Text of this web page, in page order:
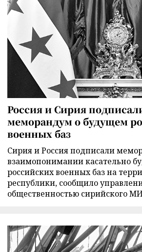
Россия и Сирия
меморандум о будущем
военных баз
Сирия и Россия подписали
взаимопонимании касательно
российских военных баз на
республики, сообщило
общественностью сирийского